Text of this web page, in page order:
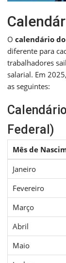
O calendário do
diferente para
trabalhadores
salarial. Em
as seguintes:
Federal)
Mês de
Janeiro
Fevereiro
Março
Abril
Maio